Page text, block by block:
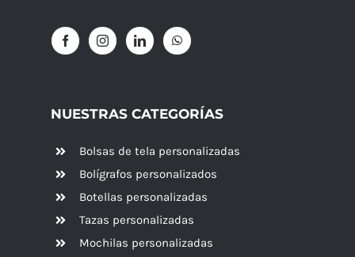
NUESTRAS CATEGORÍAS
Bolsas de tela personalizadas
Bolígrafos personalizados
Botellas personalizadas
Tazas personalizadas
Mochilas personalizadas